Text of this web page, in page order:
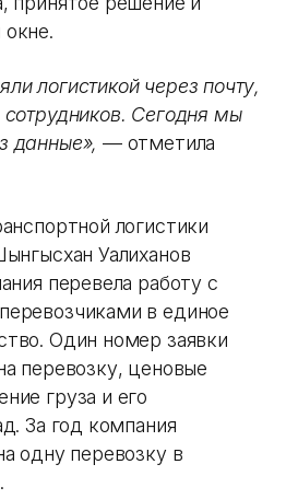
логистикой через почту,
Сегодня мы
данные», — отметила
логистики
Уалиханов
перевела работу с
в единое
Один номер заявки
перевозку, ценовые
груза и его
За год компания
одну перевозку в